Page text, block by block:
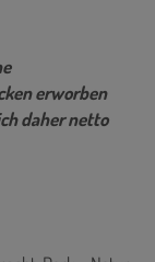
erworben
daher netto